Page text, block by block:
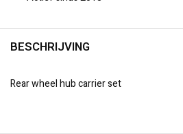
BESCHRIJVING
Rear wheel hub carrier set